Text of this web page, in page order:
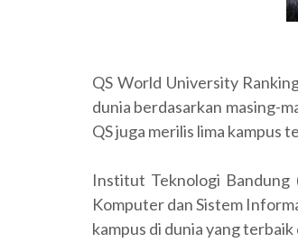
QS World University
dunia berdasarkan masing-
QS juga merilis lima kampus
Institut Teknologi Bandung
Komputer dan Sistem
kampus di dunia yang